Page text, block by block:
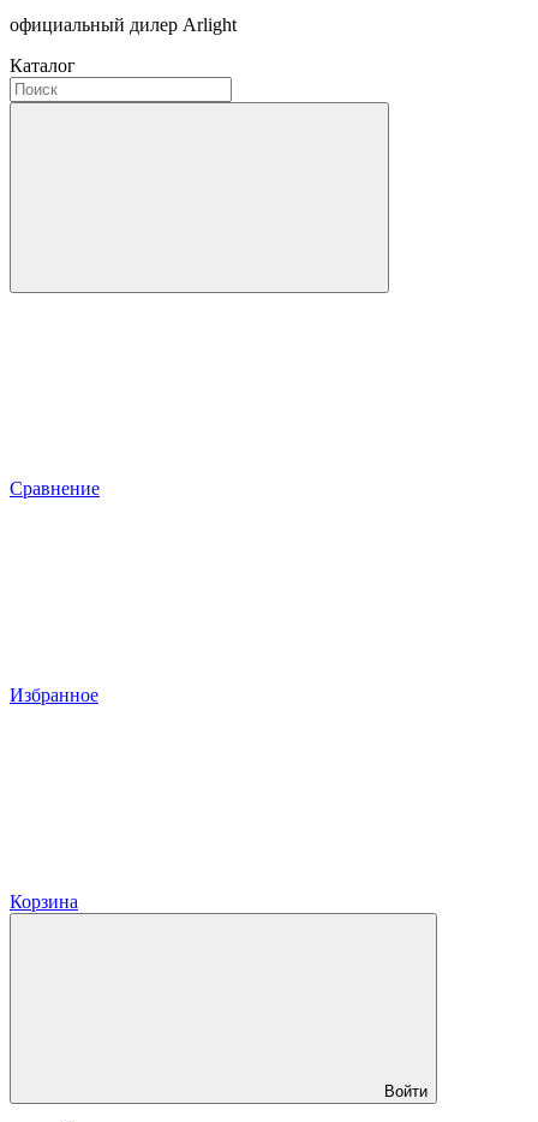
официальный дилер Arlight
Каталог
Сравнение
Избранное
Корзина
Войти